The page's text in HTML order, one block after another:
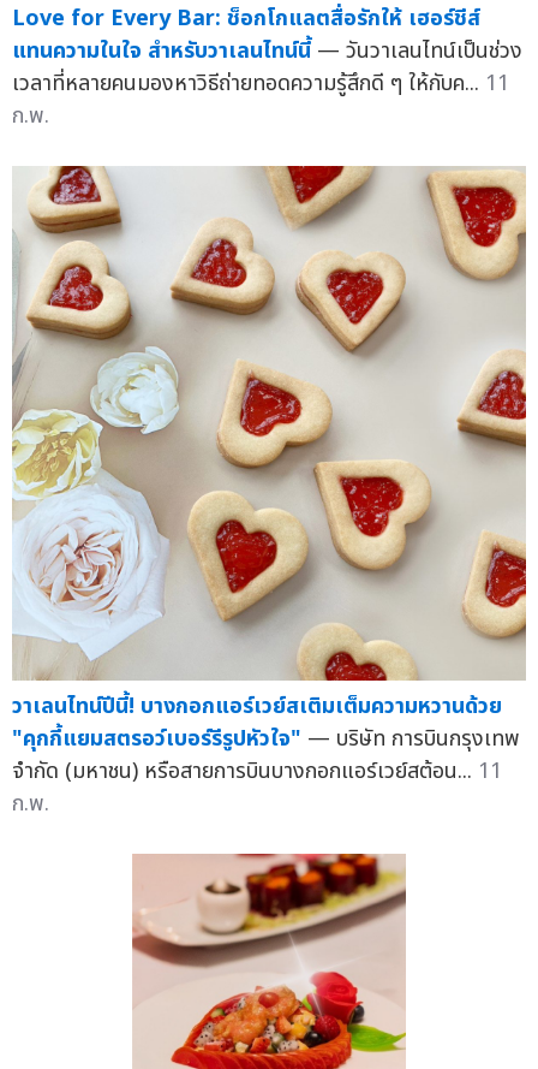
Love for Every Bar: ช็อกโกแลตสื่อรักให้ เฮอร์ชีส์
แทนความในใจ สำหรับวาเลนไทน์นี้ — วันวาเลนไทน์เป็นช่วง
เวลาที่หลายคนมองหาวิธีถ่ายทอดความรู้สึกดี ๆ ให้กับค... 11
ก.พ.
วาเลนไทน์ปีนี้! บางกอกแอร์เวย์สเติมเต็มความหวานด้วย
"คุกกี้แยมสตรอว์เบอร์รีรูปหัวใจ" — บริษัท การบินกรุงเทพ
จำกัด (มหาชน) หรือสายการบินบางกอกแอร์เวย์สต้อน... 11
ก.พ.